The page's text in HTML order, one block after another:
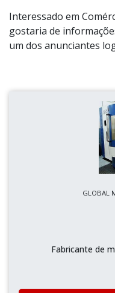
Interessado em
gostaria de
um dos anunciantes
GLOBAL
Fabricante de